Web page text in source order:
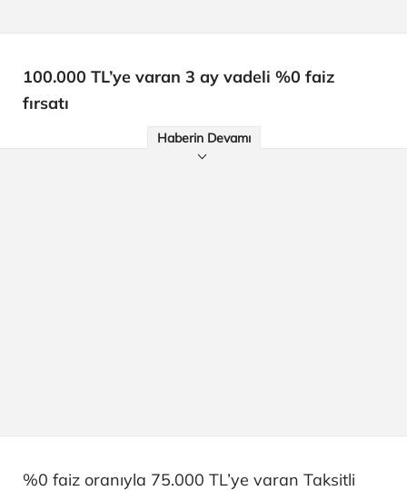
100.000 TL’ye varan 3 ay vadeli %0 faiz
fırsatı
Haberin Devamı
%0 faiz oranıyla 75.000 TL’ye varan Taksitli